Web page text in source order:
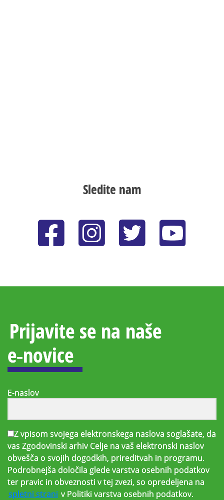
Sledite nam
Prijavite se na naše
e‑novice
E-naslov
Z vpisom svojega elektronskega naslova soglašate, da
vas Zgodovinski arhiv Celje na vaš elektronski naslov
obvešča o svojih dogodkih, prireditvah in programu.
Podrobnejša določila glede varstva osebnih podatkov
ter pravic in obveznosti v tej zvezi, so opredeljena na
spletni strani v Politiki varstva osebnih podatkov.